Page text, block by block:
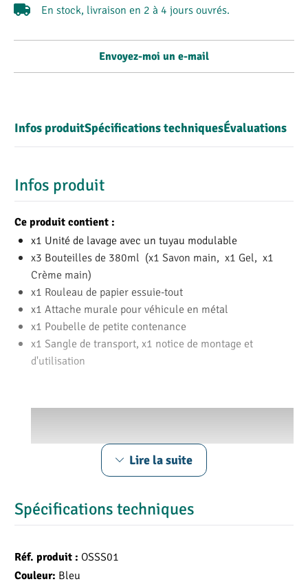
En stock, livraison en 2 à 4 jours ouvrés.
Envoyez-moi un e-mail
Infos produitSpécifications techniquesÉvaluations
Infos produit
Ce produit contient :
x1 Unité de lavage avec un tuyau modulable
x3 Bouteilles de 380ml (x1 Savon main, x1 Gel, x1
Crème main)
x1 Rouleau de papier essuie-tout
x1 Attache murale pour véhicule en métal
x1 Poubelle de petite contenance
x1 Sangle de transport, x1 notice de montage et
d'utilisation
Lire la suite
Spécifications techniques
Réf. produit : OSSS01
Couleur: Bleu